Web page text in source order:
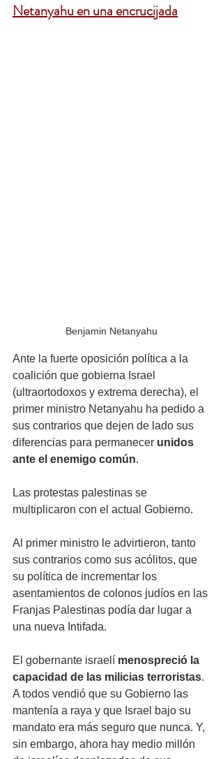
Netanyahu en una encrucijada
Benjamin Netanyahu
Ante la fuerte oposición política a la
coalición que gobierna Israel
(ultraortodoxos y extrema derecha), el
primer ministro Netanyahu ha pedido a
sus contrarios que dejen de lado sus
diferencias para permanecer unidos
ante el enemigo común.
Las protestas palestinas se
multiplicaron con el actual Gobierno.
Al primer ministro le advirtieron, tanto
sus contrarios como sus acólitos, que
su política de incrementar los
asentamientos de colonos judíos en las
Franjas Palestinas podía dar lugar a
una nueva Intifada.
El gobernante israelí menospreció la
capacidad de las milicias terroristas.
A todos vendió que su Gobierno las
mantenía a raya y que Israel bajo su
mandato era más seguro que nunca. Y,
sin embargo, ahora hay medio millón